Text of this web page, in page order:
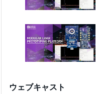
ウェブキャスト